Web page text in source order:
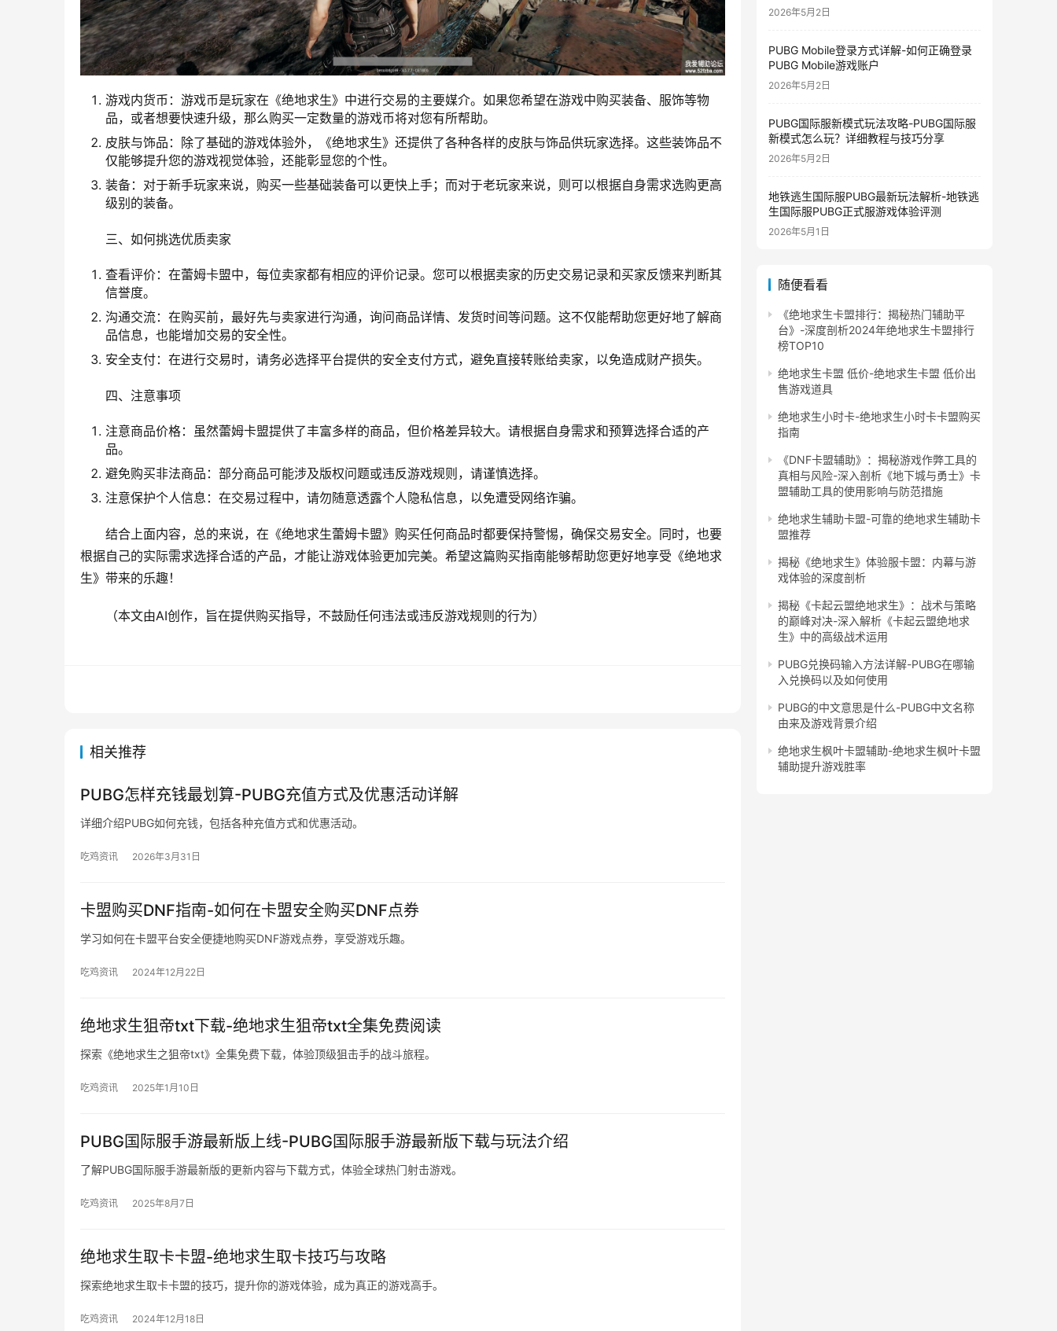
游戏内货币：游戏币是玩家在《绝地求生》中进行交易的主要媒介。如果您希望在游戏中购买装备、服饰等物
品，或者想要快速升级，那么购买一定数量的游戏币将对您有所帮助。
皮肤与饰品：除了基础的游戏体验外，《绝地求生》还提供了各种各样的皮肤与饰品供玩家选择。这些装饰品不
仅能够提升您的游戏视觉体验，还能彰显您的个性。
装备：对于新手玩家来说，购买一些基础装备可以更快上手；而对于老玩家来说，则可以根据自身需求选购更高
级别的装备。
三、如何挑选优质卖家
查看评价：在蕾姆卡盟中，每位卖家都有相应的评价记录。您可以根据卖家的历史交易记录和买家反馈来判断其
信誉度。
沟通交流：在购买前，最好先与卖家进行沟通，询问商品详情、发货时间等问题。这不仅能帮助您更好地了解商
品信息，也能增加交易的安全性。
安全支付：在进行交易时，请务必选择平台提供的安全支付方式，避免直接转账给卖家，以免造成财产损失。
四、注意事项
注意商品价格：虽然蕾姆卡盟提供了丰富多样的商品，但价格差异较大。请根据自身需求和预算选择合适的产
品。
避免购买非法商品：部分商品可能涉及版权问题或违反游戏规则，请谨慎选择。
注意保护个人信息：在交易过程中，请勿随意透露个人隐私信息，以免遭受网络诈骗。
结合上面内容，总的来说，在《绝地求生蕾姆卡盟》购买任何商品时都要保持警惕，确保交易安全。同时，也要
根据自己的实际需求选择合适的产品，才能让游戏体验更加完美。希望这篇购买指南能够帮助您更好地享受《绝地求
生》带来的乐趣！
（本文由AI创作，旨在提供购买指导，不鼓励任何违法或违反游戏规则的行为）
相关推荐
PUBG怎样充钱最划算-PUBG充值方式及优惠活动详解
详细介绍PUBG如何充钱，包括各种充值方式和优惠活动。
吃鸡资讯 2026年3月31日
卡盟购买DNF指南-如何在卡盟安全购买DNF点券
学习如何在卡盟平台安全便捷地购买DNF游戏点券，享受游戏乐趣。
吃鸡资讯 2024年12月22日
绝地求生狙帝txt下载-绝地求生狙帝txt全集免费阅读
探索《绝地求生之狙帝txt》全集免费下载，体验顶级狙击手的战斗旅程。
吃鸡资讯 2025年1月10日
PUBG国际服手游最新版上线-PUBG国际服手游最新版下载与玩法介绍
了解PUBG国际服手游最新版的更新内容与下载方式，体验全球热门射击游戏。
吃鸡资讯 2025年8月7日
绝地求生取卡卡盟-绝地求生取卡技巧与攻略
探索绝地求生取卡卡盟的技巧，提升你的游戏体验，成为真正的游戏高手。
吃鸡资讯 2024年12月18日
2026年5月2日
PUBG Mobile登录方式详解-如何正确登录
PUBG Mobile游戏账户
2026年5月2日
PUBG国际服新模式玩法攻略-PUBG国际服
新模式怎么玩？详细教程与技巧分享
2026年5月2日
地铁逃生国际服PUBG最新玩法解析-地铁逃
生国际服PUBG正式服游戏体验评测
2026年5月1日
随便看看
《绝地求生卡盟排行：揭秘热门辅助平
台》-深度剖析2024年绝地求生卡盟排行
榜TOP10
绝地求生卡盟 低价-绝地求生卡盟 低价出
售游戏道具
绝地求生小时卡-绝地求生小时卡卡盟购买
指南
《DNF卡盟辅助》：揭秘游戏作弊工具的
真相与风险-深入剖析《地下城与勇士》卡
盟辅助工具的使用影响与防范措施
绝地求生辅助卡盟-可靠的绝地求生辅助卡
盟推荐
揭秘《绝地求生》体验服卡盟：内幕与游
戏体验的深度剖析
揭秘《卡起云盟绝地求生》：战术与策略
的巅峰对决-深入解析《卡起云盟绝地求
生》中的高级战术运用
PUBG兑换码输入方法详解-PUBG在哪输
入兑换码以及如何使用
PUBG的中文意思是什么-PUBG中文名称
由来及游戏背景介绍
绝地求生枫叶卡盟辅助-绝地求生枫叶卡盟
辅助提升游戏胜率